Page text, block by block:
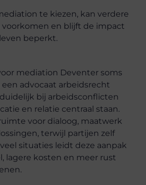
te kiezen, kan verdere
voorkomen en blijft de impact
beperkt.
mediation Deventer soms
advocaat arbeidsrecht
bij arbeidsconflicten
en relatie centraal staan.
voor dialoog, maatwerk
terwijl partijen zelf
situaties leidt deze aanpak
lagere kosten en meer rust